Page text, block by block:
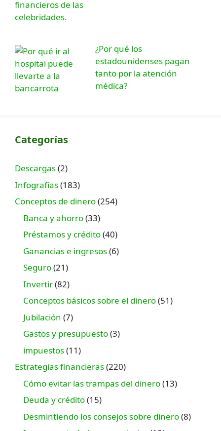
¿Por qué los
estadounidenses pagan
tanto por la atención
médica?
Categorías
Descargas(2)
Infografías(183)
Conceptos de dinero(254)
Banca y ahorro(33)
Préstamos y crédito(40)
Ganancias e ingresos(6)
Seguro(21)
Invertir(82)
Conceptos básicos sobre el dinero(51)
Jubilación (7)
Gastos y presupuesto(3)
impuestos(11)
Estrategias financieras(220)
Cómo evitar las trampas del dinero(13)
Deuda y crédito(15)
Desmintiendo los consejos sobre dinero(8)